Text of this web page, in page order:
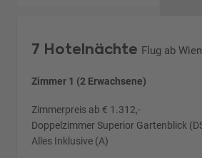
7 Hotelnächte Flug ab
Zimmer 1 (2 Erwachsene)
Zimmerpreis ab € 1.312,-
Doppelzimmer Superior Gartenblick
Alles Inklusive (A)